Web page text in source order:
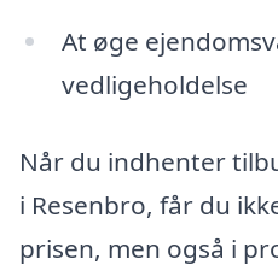
At øge
vedligeholdelse
Når du indhenter
i Resenbro, får du
prisen, men også i